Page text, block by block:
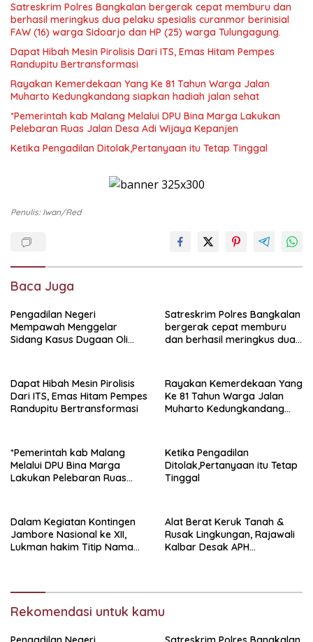
Satreskrim Polres Bangkalan bergerak cepat memburu dan
berhasil meringkus dua pelaku spesialis curanmor berinisial
FAW (16) warga Sidoarjo dan HP (25) warga Tulungagung.
Dapat Hibah Mesin Pirolisis Dari ITS, Emas Hitam Pempes
Randupitu Bertransformasi
Rayakan Kemerdekaan Yang Ke 81 Tahun Warga Jalan
Muharto Kedungkandang siapkan hadiah jalan sehat
*Pemerintah kab Malang Melalui DPU Bina Marga Lakukan
Pelebaran Ruas Jalan Desa Adi Wijaya Kepanjen
Ketika Pengadilan Ditolak,Pertanyaan itu Tetap Tinggal
Penulis: Iwan/red
Baca Juga
Pengadilan Negeri
Mempawah Menggelar
Sidang Kasus Dugaan Oli
Penipuan Dari Jaringan
Pemasok PT. DAB
Satreskrim Polres Bangkalan
bergerak cepat memburu
dan berhasil meringkus dua
Sidoarjo dan HP (25) warga
Tulungagung.
Dapat Hibah Mesin Pirolisis
Dari ITS, Emas Hitam Pempes
Randupitu Bertransformasi
Rayakan Kemerdekaan Yang
Ke 81 Tahun Warga Jalan
Muharto Kedungkandang
*Pemerintah kab Malang
Melalui DPU Bina Marga
Lakukan Pelebaran Ruas
Ketika Pengadilan
Ditolak,Pertanyaan itu Tetap
Tinggal
Dalam Kegiatan Kontingen
Jambore Nasional ke XII,
Lukman hakim Titip Nama
Alat Berat Keruk Tanah &
Rusak Lingkungan, Rajawali
Kalbar Desak APH
Rekomendasi untuk kamu